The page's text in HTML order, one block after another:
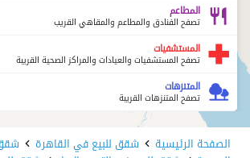
المطاعم
تصفح الفنادق والمطاعم والمقاهي القريب
المستشفيات
تصفح المستشفيات والعيادات والمراكز الصحية القريبة
المتنزهات
تصفح المتنزهات القريبة
الصفحة الرئيسية شقق للبيع في القاهرة